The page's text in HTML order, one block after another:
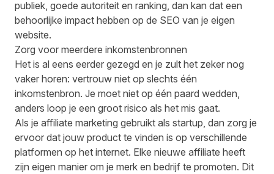
publiek, goede autoriteit en ranking, dan kan dat een
behoorlijke impact hebben op de SEO van je eigen
website.
Zorg voor meerdere inkomstenbronnen
Het is al eens eerder gezegd en je zult het zeker nog
vaker horen: vertrouw niet op slechts één
inkomstenbron. Je moet niet op één paard wedden,
anders loop je een groot risico als het mis gaat.
Als je affiliate marketing gebruikt als startup, dan zorg je
ervoor dat jouw product te vinden is op verschillende
platformen op het internet. Elke nieuwe affiliate heeft
zijn eigen manier om je merk en bedrijf te promoten. Dit